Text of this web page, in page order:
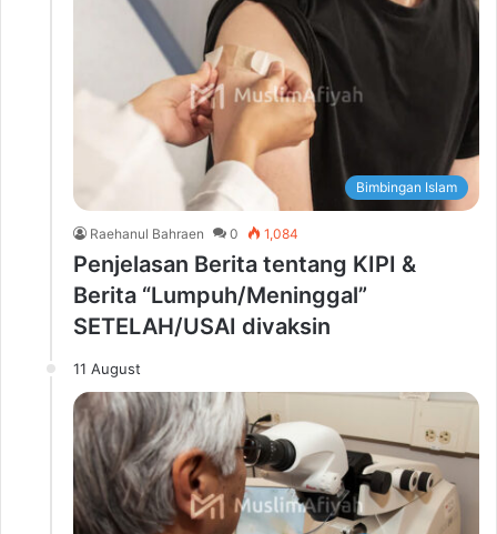
Bimbingan Islam
Raehanul Bahraen 0 1,084
Penjelasan Berita tentang KIPI &
Berita “Lumpuh/Meninggal”
SETELAH/USAI divaksin
11 August